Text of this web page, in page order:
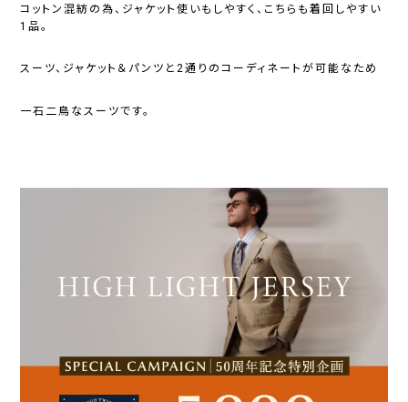
コットン混紡の為、ジャケット使いもしやすく、こちらも着回しやすい
1品。
スーツ、ジャケット＆パンツと2通りのコーディネートが可能なため
一石二鳥なスーツです。